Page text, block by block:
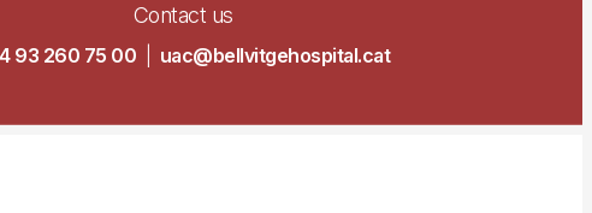
Contact us
93 260 75 00 uac@bellvitgehospital.cat